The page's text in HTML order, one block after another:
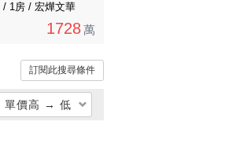
/ 1房 / 宏燁文華
1728 萬
訂閱此搜尋條件
單價高 → 低